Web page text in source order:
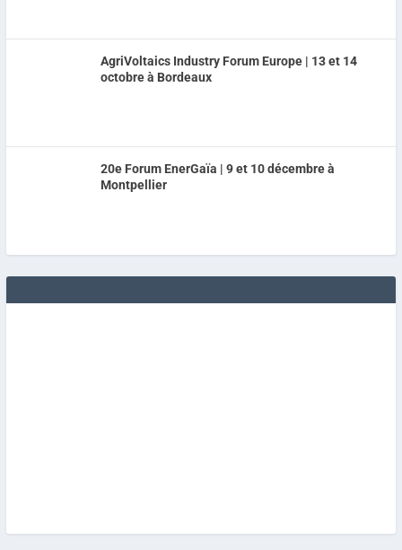
AgriVoltaics Industry Forum Europe | 13 et 14
octobre à Bordeaux
20e Forum EnerGaïa | 9 et 10 décembre à
Montpellier